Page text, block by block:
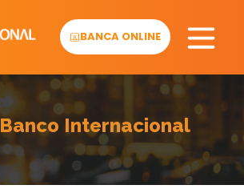
BANCA ONLINE
Banco Internacional